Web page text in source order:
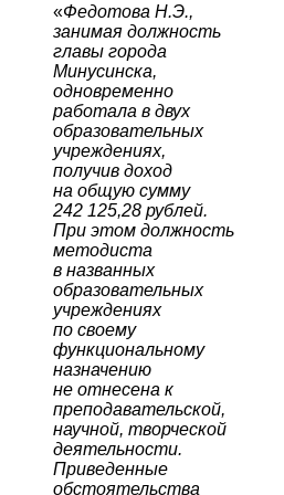
«Федотова Н.Э.,
занимая должность
главы города
Минусинска,
одновременно
работала в двух
образовательных
учреждениях,
получив доход
на общую сумму
242 125,28 рублей.
При этом должность
методиста
в названных
образовательных
учреждениях
по своему
функциональному
назначению
не отнесена к
преподавательской,
научной, творческой
деятельности.
Приведенные
обстоятельства